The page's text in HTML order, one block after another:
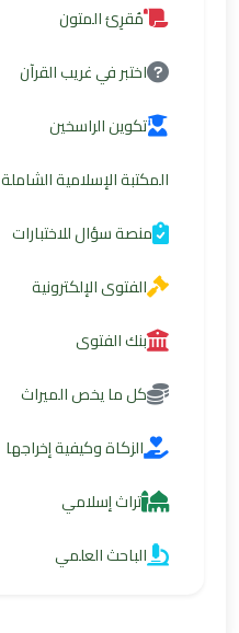
مُقرِئ المتون
اختبر في غريب القرآن
تكوين الراسخين
المكتبة الإسلامية الشاملة
منصة سؤال للاختبارات
الفتوى الإلكترونية
بنك الفتوى
كل ما يخص الميراث
الزكاة وكيفية إخراجها
تراث إسلامي
الباحث العلمي